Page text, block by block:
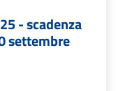
- scadenza
settembre